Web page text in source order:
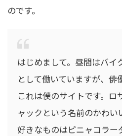
のです。
はじめまして。昼間はバイ
として働いていますが、俳
これは僕のサイトです。ロ
ャックという名前のかわい
好きなものはピニャコラー